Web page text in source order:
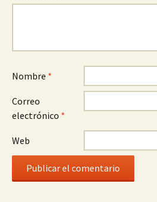
Nombre *
Correo
electrónico *
Web